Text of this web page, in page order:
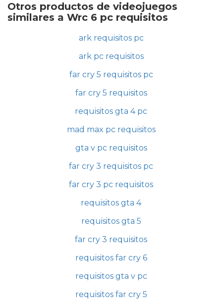
Otros productos de videojuegos
similares a Wrc 6 pc requisitos
ark requisitos pc
ark pc requisitos
far cry 5 requisitos pc
far cry 5 requisitos
requisitos gta 4 pc
mad max pc requisitos
gta v pc requisitos
far cry 3 requisitos pc
far cry 3 pc requisitos
requisitos gta 4
requisitos gta 5
far cry 3 requisitos
requisitos far cry 6
requisitos gta v pc
requisitos far cry 5